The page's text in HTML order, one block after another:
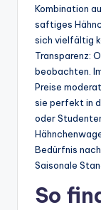
Kombination
saftiges
sich vielfältig
Transparenz:
beobachten.
Preise
sie perfekt in
oder
Bedürfnis
Saisonale
So